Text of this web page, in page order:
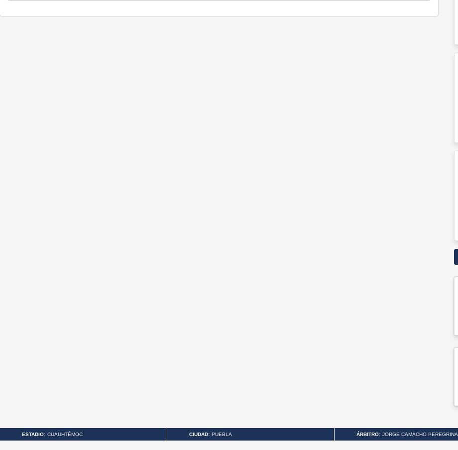
ESTADIO: CUAUHTÉMOC CIUDAD: PUEBLA ÁRBITRO: JORGE CAMACHO PEREGRINA